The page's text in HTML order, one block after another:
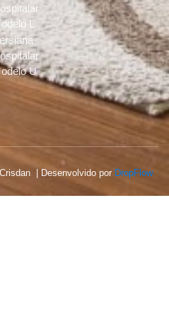
L
U
| Desenvolvido por DropFlow